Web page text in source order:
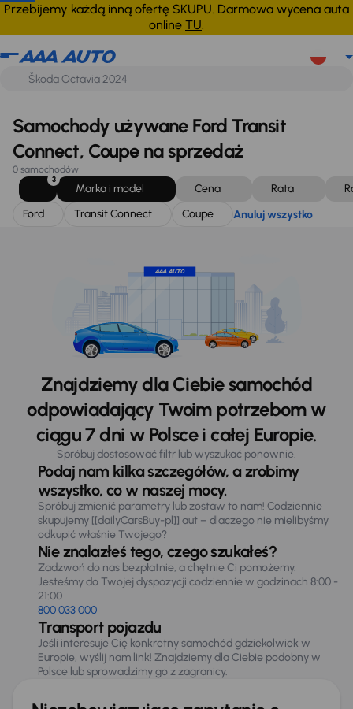
Przebijemy każdą inną ofertę SKUPU. Darmowa wycena auta
online TU.
Ford Transit Connect Coupe Anuluj wszystko
Samochody używane Ford Transit
Connect, Coupe na sprzedaż
0 samochodów
3
Marka i model Cena Rata
Ford
Transit Connect Coupe Anuluj wszystko
Znajdziemy dla Ciebie samochód
odpowiadający Twoim potrzebom w
ciągu 7 dni w Polsce i całej Europie.
Spróbuj dostosować filtr lub wyszukać ponownie.
Podaj nam kilka szczegółów, a zrobimy
wszystko, co w naszej mocy.
Spróbuj zmienić parametry lub zostaw to nam! Codziennie
skupujemy [[dailyCarsBuy-pl]] aut – dlaczego nie mielibyśmy
odkupić właśnie Twojego?
Nie znalazłeś tego, czego szukałeś?
Zadzwoń do nas bezpłatnie, a chętnie Ci pomożemy.
Jesteśmy do Twojej dyspozycji codziennie w godzinach 8:00 -
21:00
800 033 000
Transport pojazdu
Jeśli interesuje Cię konkretny samochód gdziekolwiek w
Europie, wyślij nam link! Znajdziemy dla Ciebie podobny w
Polsce lub sprowadzimy go z zagranicy.